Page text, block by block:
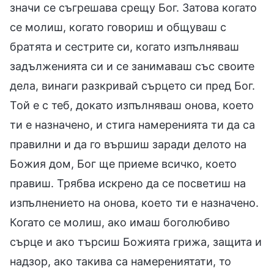
значи се съгрешава срещу Бог. Затова когато
се молиш, когато говориш и общуваш с
братята и сестрите си, когато изпълняваш
задълженията си и се занимаваш със своите
дела, винаги разкривай сърцето си пред Бог.
Той е с теб, докато изпълняваш онова, което
ти е назначено, и стига намеренията ти да са
правилни и да го вършиш заради делото на
Божия дом, Бог ще приеме всичко, което
правиш. Трябва искрено да се посветиш на
изпълнението на онова, което ти е назначено.
Когато се молиш, ако имаш боголюбиво
сърце и ако търсиш Божията грижа, защита и
надзор, ако такива са намерениятати, то